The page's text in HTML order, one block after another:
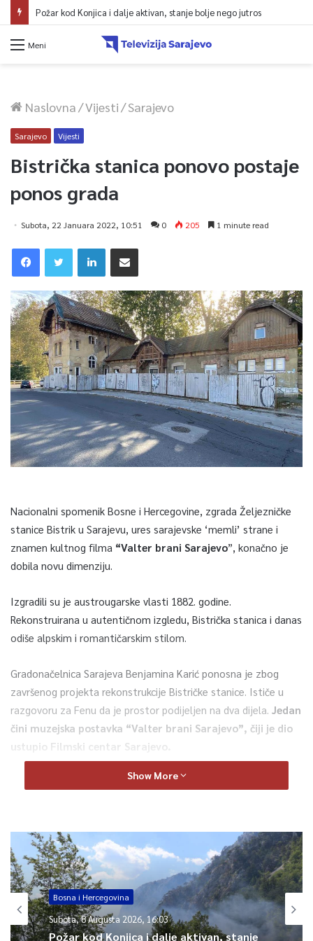
Požar kod Konjica i dalje aktivan, stanje bolje nego jutros
Meni
Naslovna/Vijesti/Sarajevo
Sarajevo Vijesti
Bistrička stanica ponovo postaje
ponos grada
Subota, 22 Januara 2022, 10:51 0 205 1 minute read
Nacionalni spomenik Bosne i Hercegovine, zgrada Željezničke
stanice Bistrik u Sarajevu, ures sarajevske ‘memli’ strane i
znamen kultnog filma “Valter brani Sarajevo”, konačno je
dobila novu dimenziju.
Izgradili su je austrougarske vlasti 1882. godine.
Rekonstruirana u autentičnom izgledu, Bistrička stanica i danas
odiše alpskim i romantičarskim stilom.
Gradonačelnica Sarajeva Benjamina Karić ponosna je zbog
završenog projekta rekonstrukcije Bistričke stanice. Ističe u
razgovoru za Fenu da je prostor podijeljen na dva dijela.
Jedan
čini muzejska postavka “Valter brani Sarajevo”, čiji je dio
ustupio Filmski centar Sarajevo.
– U tom dijelu će sasvim sigurno uživati Sarajlije i turisti –
Davne 1972. godine u Bistričkoj stanici snimane su scene tog
kultnog filma koji je postao jedan od najpopularnijih na
prostorima bivše Jugoslavije.
U drugom dijelu će, istakla je gradonačelnica,
biti smješten
ugostiteljski prostor, restoran i kafić te se nada da će biti u
Show More
Bosna i Hercegovina
Subota, 8 Augusta 2026, 16:03
Požar kod Konjica i dalje aktivan, stanje